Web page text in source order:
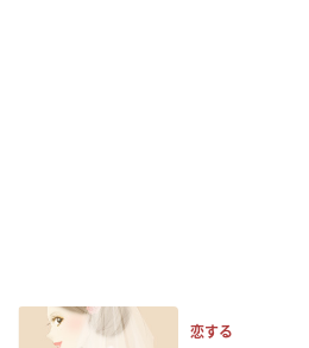
恋する